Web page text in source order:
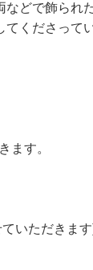
どで飾られ
くださってい
ます。
いただきま